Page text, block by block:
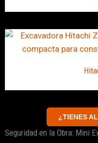
¿TIENES
Seguridad en la Obra: Mini